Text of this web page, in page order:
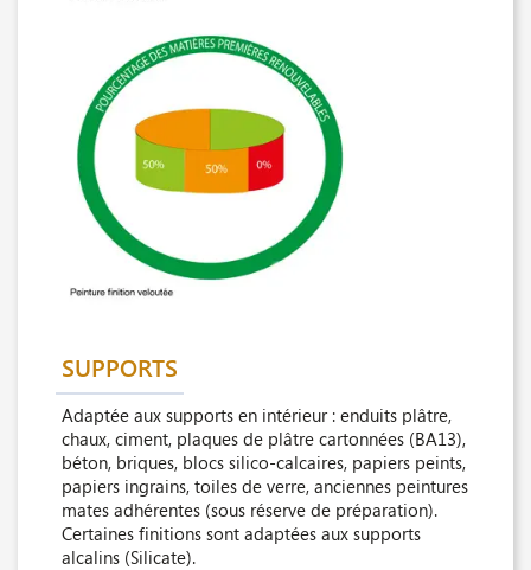
SUPPORTS
Adaptée aux supports en intérieur : enduits plâtre,
chaux, ciment, plaques de plâtre cartonnées (BA13),
béton, briques, blocs silico-calcaires, papiers peints,
papiers ingrains, toiles de verre, anciennes peintures
mates adhérentes (sous réserve de préparation).
Certaines finitions sont adaptées aux supports
alcalins (Silicate).